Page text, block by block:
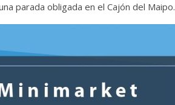
parada obligada en el Cajón del Maipo.